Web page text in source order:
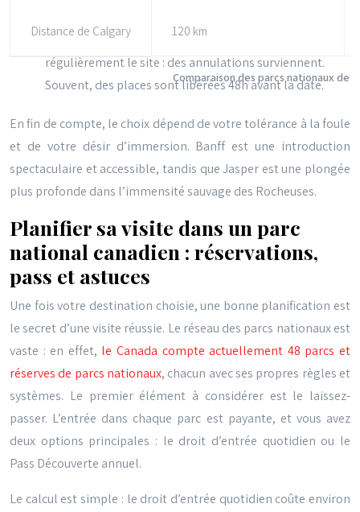
Comparaison des parcs nationaux de
Distance de Calgary 120 km
En fin de compte, le choix dépend de votre tolérance à la foule
et de votre désir d’immersion. Banff est une introduction
spectaculaire et accessible, tandis que Jasper est une plongée
plus profonde dans l’immensité sauvage des Rocheuses.
Planifier sa visite dans un parc
national canadien : réservations,
pass et astuces
Une fois votre destination choisie, une bonne planification est
le secret d’une visite réussie. Le réseau des parcs nationaux est
vaste : en effet, le Canada compte actuellement 48 parcs et
réserves de parcs nationaux, chacun avec ses propres règles et
systèmes. Le premier élément à considérer est le laissez-
passer. L’entrée dans chaque parc est payante, et vous avez
deux options principales : le droit d’entrée quotidien ou le
Pass Découverte annuel.
Le calcul est simple : le droit d’entrée quotidien coûte environ